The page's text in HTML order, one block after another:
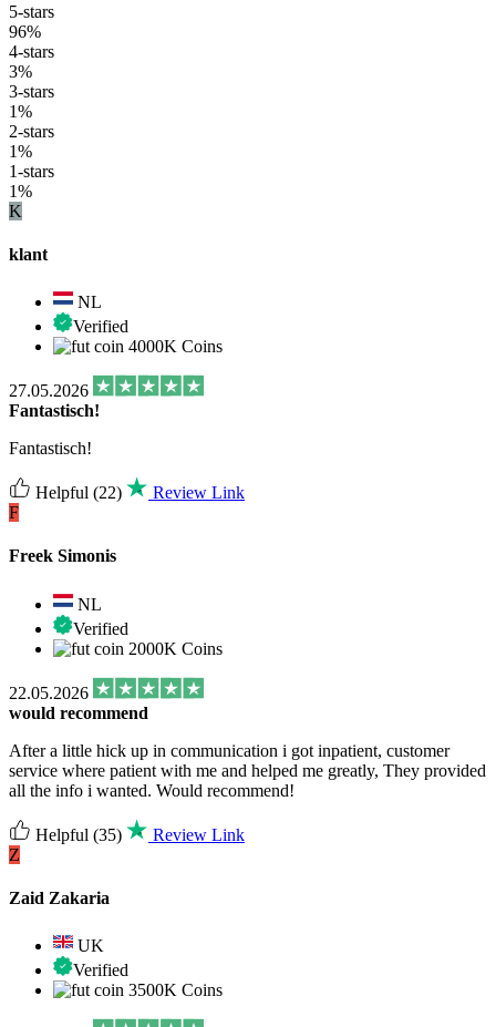
5-stars
96%
4-stars
3%
3-stars
1%
2-stars
1%
1-stars
1%
K
klant
NL
Verified
4000K Coins
27.05.2026
Fantastisch!
Fantastisch!
Helpful (22)
Review Link
F
Freek Simonis
NL
Verified
2000K Coins
22.05.2026
would recommend
After a little hick up in communication i got inpatient, customer
service where patient with me and helped me greatly, They provided
all the info i wanted. Would recommend!
Helpful (35)
Review Link
Z
Zaid Zakaria
UK
Verified
3500K Coins